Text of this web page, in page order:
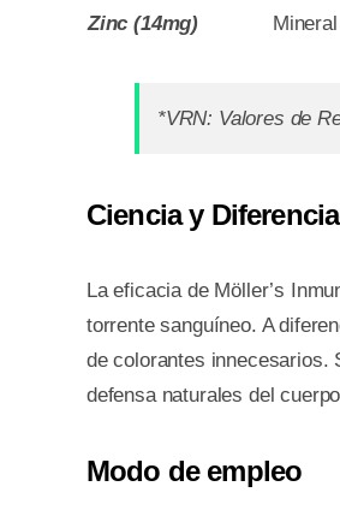
Zinc (14mg)
*VRN: Valores de
Ciencia y
La eficacia de Möller’s
torrente sanguíneo. A
de colorantes innecesarios.
defensa naturales del
Modo de empleo